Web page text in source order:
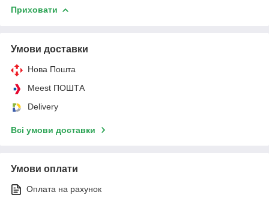
Приховати
Умови доставки
Нова Пошта
Meest ПОШТА
Delivery
Всі умови доставки
Умови оплати
Оплата на рахунок